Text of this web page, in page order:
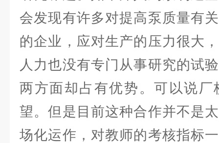
会发现有许多对提高泵质量有
的企业，应对生产的压力很大
人力也没有专门从事研究的试
两方面却占有优势。可以说厂
望。但是目前这种合作并不是
场化运作，对教师的考核指标